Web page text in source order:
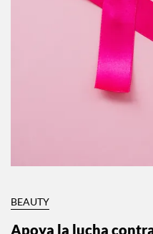
BEAUTY
Apoya la lucha